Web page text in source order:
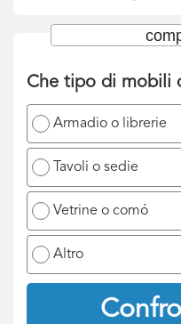
Che tipo di mobili
Armadio o librerie
Tavoli o sedie
Vetrine o comó
Altro